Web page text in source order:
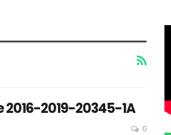
2016-2019-20345-1A
0